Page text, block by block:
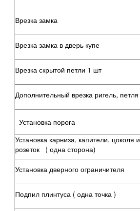
Врезка замка
Врезка замка в дверь купе
Врезка скрытой петли 1 шт
Дополнительный врезка ригель, петля
Установка порога
Установка карниза, капители, цоколя и
розеток ( одна сторона)
Установка дверного ограничителя
Подпил плинтуса ( одна точка )